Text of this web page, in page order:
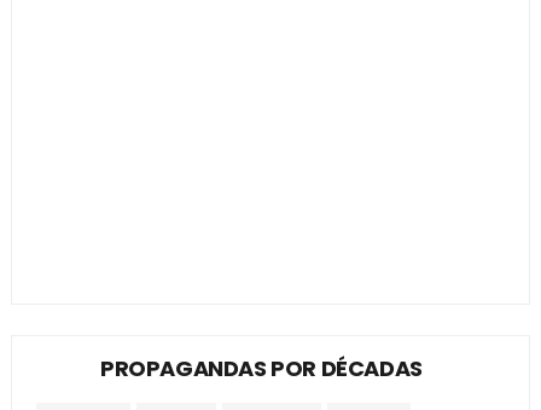
PROPAGANDAS POR DÉCADAS